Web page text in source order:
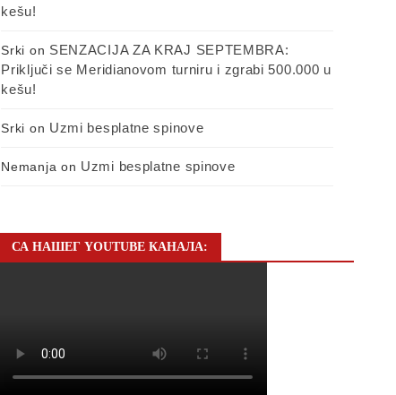
kešu!
Srki on SENZACIJA ZA KRAJ SEPTEMBRA:
Priključi se Meridianovom turniru i zgrabi 500.000 u
kešu!
Srki on Uzmi besplatne spinove
Nemanja on Uzmi besplatne spinove
СА НАШЕГ YOUTUBE КАНАЛА: